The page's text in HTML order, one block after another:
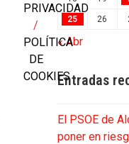
25 26
« Abr
Entradas
El PSOE de
poner en
PRIVACIDAD
/
POLÍTICA
DE
COOKIES